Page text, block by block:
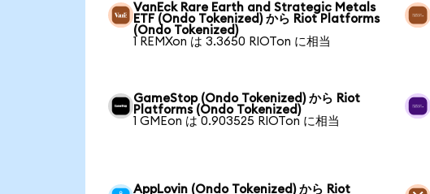
VanEck Rare Earth and Strategic Metals
ETF (Ondo Tokenized) から Riot Platforms
(Ondo Tokenized)
1 REMXon は 3.3650 RIOTon に相当
GameStop (Ondo Tokenized) から Riot
Platforms (Ondo Tokenized)
1 GMEon は 0.903525 RIOTon に相当
AppLovin (Ondo Tokenized) から Riot